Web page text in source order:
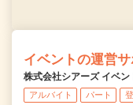
イベントの運営サ
株式会社シアーズ イベン
アルバイト パート